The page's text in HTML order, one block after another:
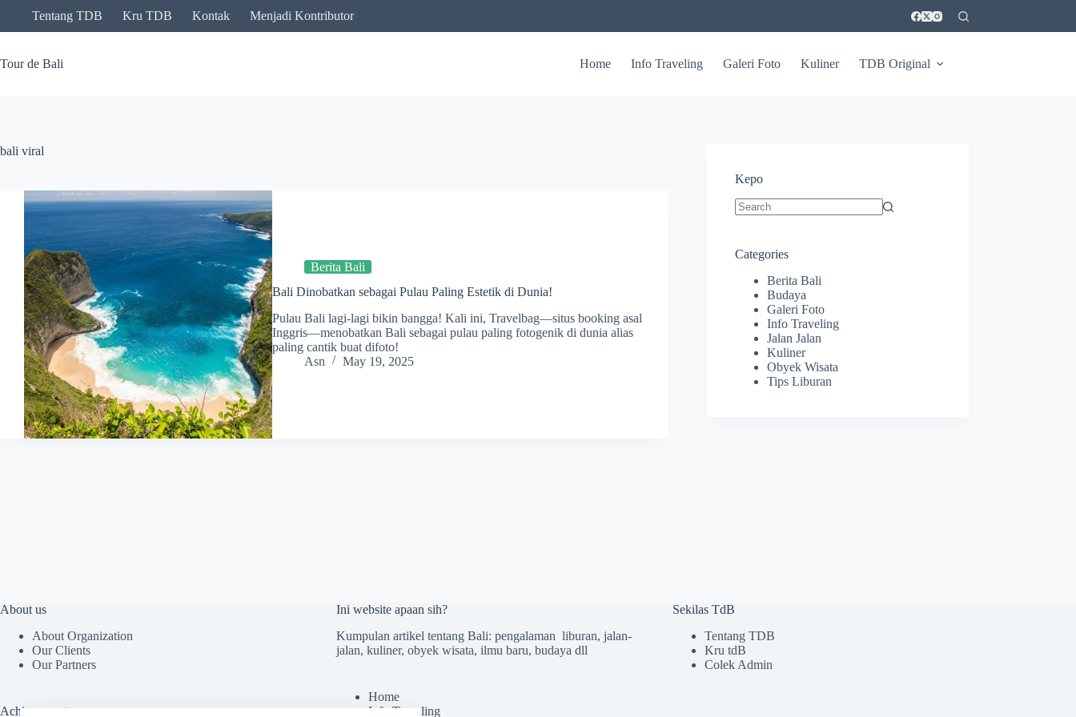
content
Tentang TDB Kru TDB Kontak Menjadi Kontributor
Tour de Bali Home Info Traveling Galeri Foto Kuliner TDB Original
bali viral
Berita Bali
Bali Dinobatkan sebagai Pulau Paling Estetik di Dunia!
Pulau Bali lagi-lagi bikin bangga! Kali ini, Travelbag—situs booking asal
Inggris—menobatkan Bali sebagai pulau paling fotogenik di dunia alias
paling cantik buat difoto!
Asn
May 19, 2025
Kepo
Categories
Berita Bali
Budaya
Galeri Foto
Info Traveling
Jalan Jalan
Kuliner
Obyek Wisata
Tips Liburan
About us
About Organization
Our Clients
Our Partners
Achievements
Ini website apaan sih?
Kumpulan artikel tentang Bali: pengalaman liburan, jalan-
jalan, kuliner, obyek wisata, ilmu baru, budaya dll
Home
Info Traveling
Sekilas TdB
Tentang TDB
Kru tdB
Colek Admin